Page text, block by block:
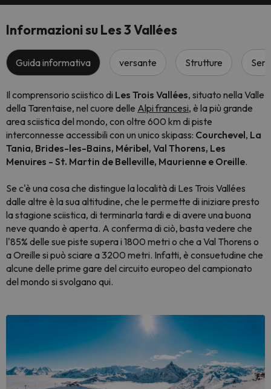
Informazioni su Les 3 Vallées
Guida informativa versante Strutture
Il comprensorio sciistico di Les Trois Vallées, situato nella Valle
della Tarentaise, nel cuore delle Alpi francesi, è la più grande
area sciistica del mondo, con oltre 600 km di piste
interconnesse accessibili con un unico skipass: Courchevel, La
Tania, Brides-les-Bains, Méribel, Val Thorens, Les
Menuires - St. Martin de Belleville, Maurienne e Oreille.
Se c'è una cosa che distingue la località di Les Trois Vallées
dalle altre è la sua altitudine, che le permette di iniziare presto
la stagione sciistica, di terminarla tardi e di avere una buona
neve quando è aperta. A conferma di ciò, basta vedere che
l'85% delle sue piste supera i 1800 metri o che a Val Thorens o
a Oreille si può sciare a 3200 metri. Infatti, è consuetudine che
alcune delle prime gare del circuito europeo del campionato
del mondo si svolgano qui.